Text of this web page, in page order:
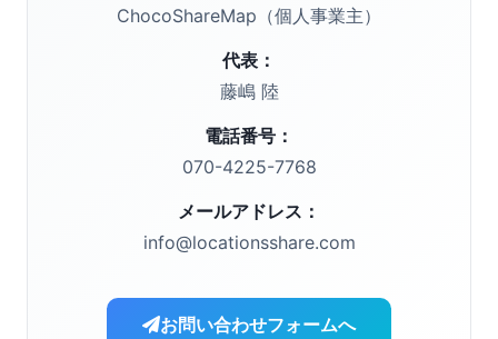
ChocoShareMap（個人事業主）
代表：
藤嶋 陸
電話番号：
070-4225-7768
メールアドレス：
info@locationsshare.com
お問い合わせフォームへ